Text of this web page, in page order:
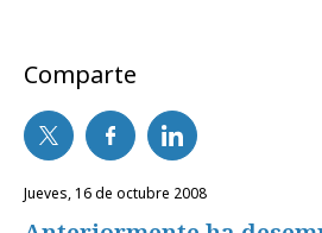
Comparte
jueves, 16 de octubre 2008